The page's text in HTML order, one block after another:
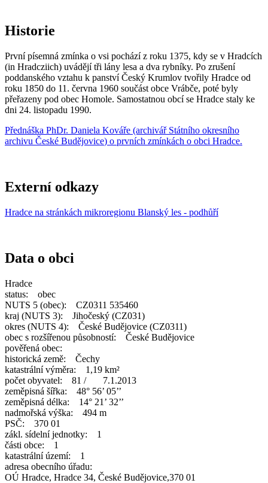
Historie
První písemná zmínka o vsi pochází z roku 1375, kdy se v Hradcích
(in Hradcziich) uvádějí tři lány lesa a dva rybníky. Po zrušení
poddanského vztahu k panství Český Krumlov tvořily Hradce od
roku 1850 do 11. června 1960 součást obce Vrábče, poté byly
přeřazeny pod obec Homole. Samostatnou obcí se Hradce staly ke
dni 24. listopadu 1990.
Přednáška PhDr. Daniela Kováře (archivář Státního okresního
archivu České Budějovice) o prvních zmínkách o obci Hradce.
Externí odkazy
Hradce na stránkách mikroregionu Blanský les - podhůří
Data o obci
Hradce
status: obec
NUTS 5 (obec): CZ0311 535460
kraj (NUTS 3): Jihočeský (CZ031)
okres (NUTS 4): České Budějovice (CZ0311)
obec s rozšířenou působností: České Budějovice
pověřená obec:
historická země: Čechy
katastrální výměra: 1,19 km²
počet obyvatel: 81 / 7.1.2013
zeměpisná šířka: 48° 56’ 05’’
zeměpisná délka: 14° 21’ 32’’
nadmořská výška: 494 m
PSČ: 370 01
zákl. sídelní jednotky: 1
části obce: 1
katastrální území: 1
adresa obecního úřadu:
OÚ Hradce, Hradce 34, České Budějovice,370 01